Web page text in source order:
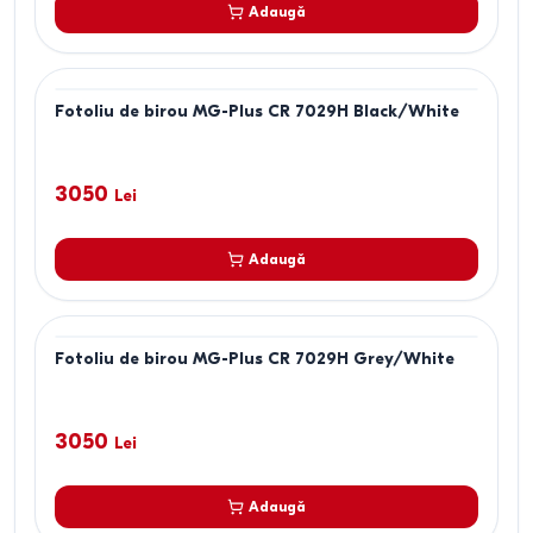
Adaugă
Fotoliu de birou MG-Plus CR 7029H Black/White
3050 Lei
Adaugă
Fotoliu de birou MG-Plus CR 7029H Grey/White
3050 Lei
Adaugă